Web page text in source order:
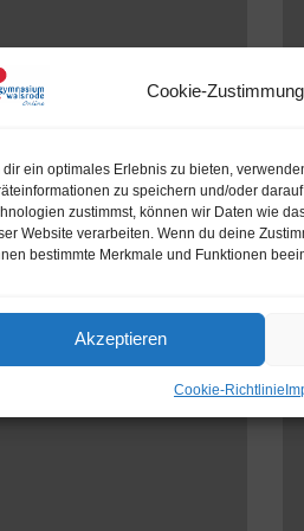
Cookie-
dir ein optimales Erlebnis zu bieten,
zu speichern und/oder
zustimmst, können wir Daten wie
Website verarbeiten. Wenn du deine
bestimmte Merkmale und Funktionen
Akzeptieren
Cookie-Richtlinie
auf die Monitore, als
der Projektwoche